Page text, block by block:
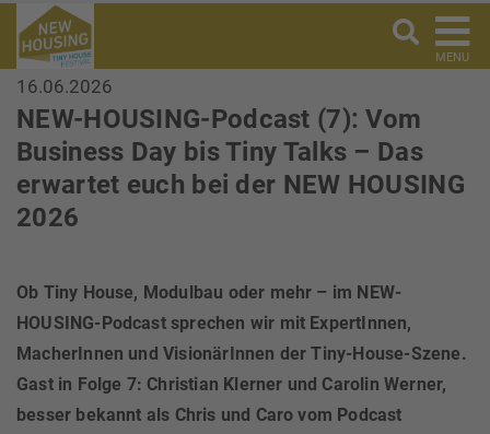
MENU
16.06.2026
NEW-HOUSING-Podcast (7): Vom
Business Day bis Tiny Talks – Das
erwartet euch bei der NEW HOUSING
2026
Ob Tiny House, Modulbau oder mehr – im NEW-
HOUSING-Podcast sprechen wir mit ExpertInnen,
MacherInnen und VisionärInnen der Tiny-House-Szene.
Gast in Folge 7: Christian Klerner und Carolin Werner,
besser bekannt als Chris und Caro vom Podcast